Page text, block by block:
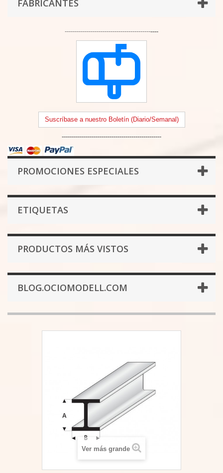
FABRICANTES
-----------------------------------------------
Suscríbase a nuestro Boletín (Diario/Semanal)
--------------------------------------------------
PROMOCIONES ESPECIALES
ETIQUETAS
PRODUCTOS MÁS VISTOS
BLOG.OCIOMODELL.COM
Ver más grande